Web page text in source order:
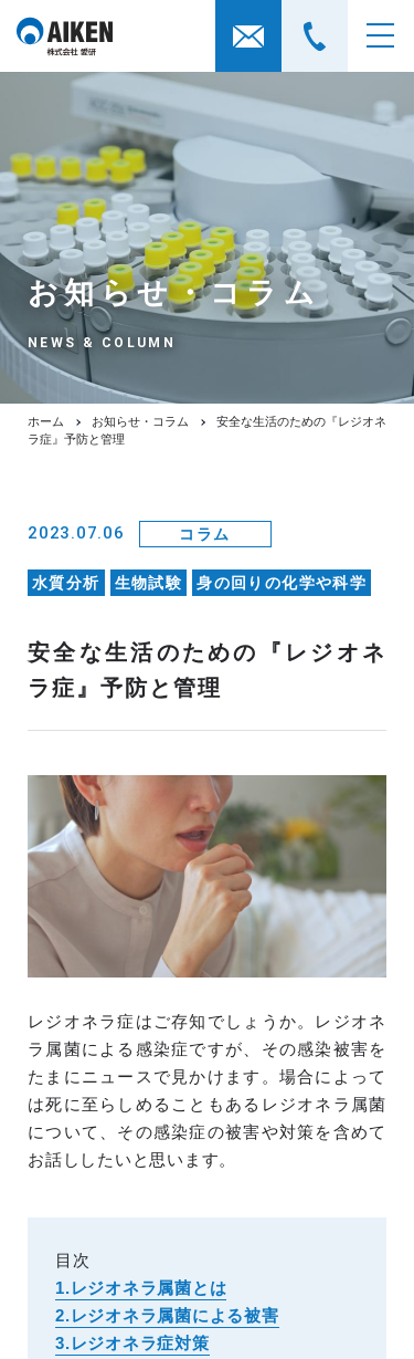
お知らせ・コラム
NEWS & COLUMN
ホーム お知らせ・コラム
安全な生活のための『レジオネ
ラ症』予防と管理
2023.07.06 コラム
水質分析 生物試験 身の回りの化学や科学
安全な生活のための『レジオネ
ラ症』予防と管理
レジオネラ症はご存知でしょうか。レジオネ
ラ属菌による感染症ですが、その感染被害を
たまにニュースで見かけます。場合によって
は死に至らしめることもあるレジオネラ属菌
について、その感染症の被害や対策を含めて
お話ししたいと思います。
目次
1.レジオネラ属菌とは
2.レジオネラ属菌による被害
3.レジオネラ症対策